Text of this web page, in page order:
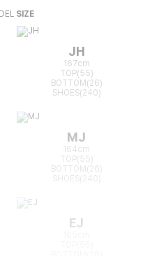
SIZE
JH
167cm
TOP(55)
BOTTOM(26)
SHOES(240)
MJ
164cm
TOP(55)
BOTTOM(26)
EJ